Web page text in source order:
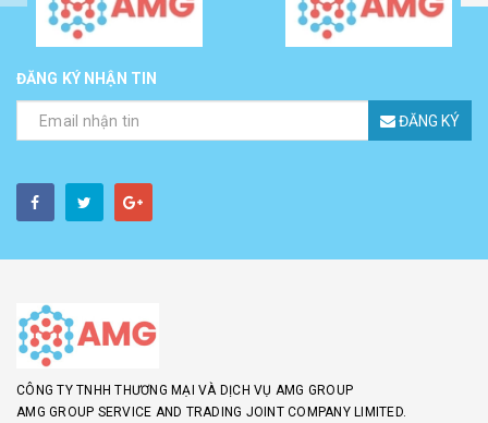
ĐĂNG KÝ NHẬN TIN
ĐĂNG KÝ
CÔNG TY TNHH THƯƠNG MẠI VÀ DỊCH VỤ AMG GROUP
AMG GROUP SERVICE AND TRADING JOINT COMPANY LIMITED.